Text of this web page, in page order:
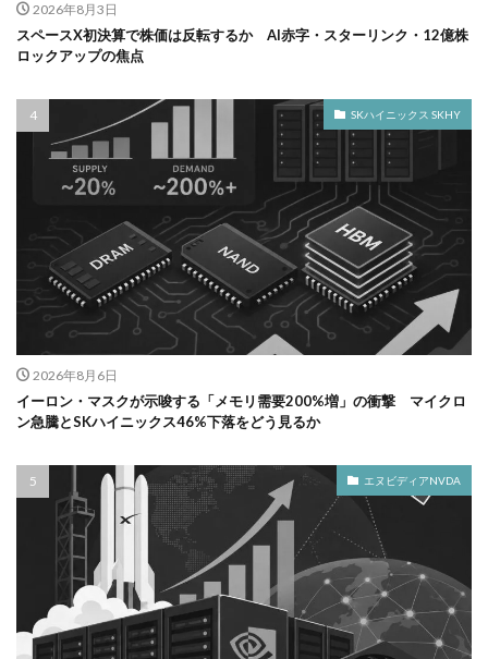
2026年8月3日
スペースX初決算で株価は反転するか AI赤字・スターリンク・12億株
ロックアップの焦点
SKハイニックス SKHY
2026年8月6日
イーロン・マスクが示唆する「メモリ需要200%増」の衝撃 マイクロ
ン急騰とSKハイニックス46%下落をどう見るか
エヌビディアNVDA